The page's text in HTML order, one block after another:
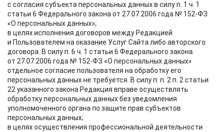
с согласия субъекта персональных данных в силу п. 1 ч. 1
статьи 6 Федерального закона от 27.07.2006 года № 152-ФЗ
«О персональных данных»;
в целях исполнения договоров между Редакцией
и Пользователем на оказание Услуг Сайта либо авторского
договора. В силу п. 6 ч. 1 статьи 6 Федерального закона
от 27.07.2006 года № 152-ФЗ «О персональных данных»
отдельное согласие пользователя на обработку его
персональных данных не требуется. В силу п. п. 2 п. 2 статьи
22 указанного закона Редакция вправе осуществлять
обработку персональных данных без уведомления
уполномоченного органа по защите прав субъектов
персональных данных;
в целях осуществления профессиональной деятельности